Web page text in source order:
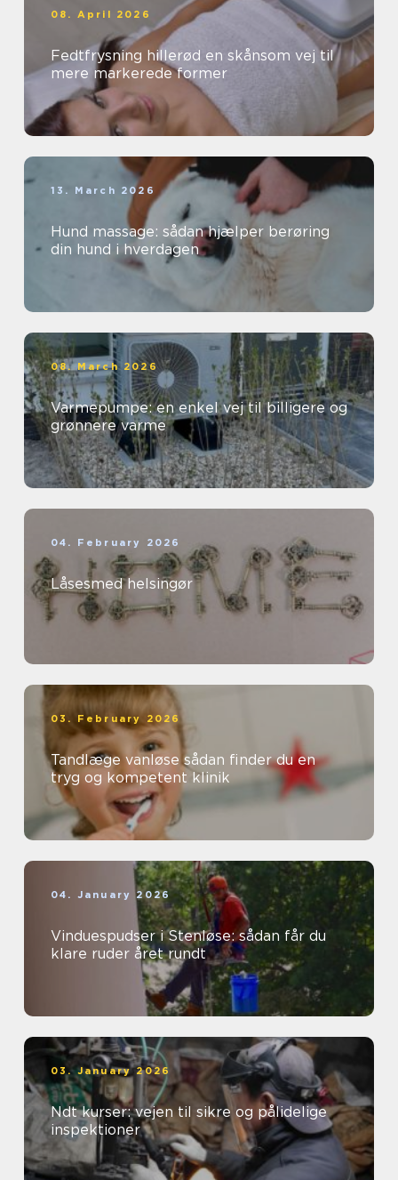
08. April 2026
Fedtfrysning hillerød en skånsom vej til
mere markerede former
13. March 2026
Hund massage: sådan hjælper berøring
din hund i hverdagen
08. March 2026
Varmepumpe: en enkel vej til billigere og
grønnere varme
04. February 2026
Låsesmed helsingør
03. February 2026
Tandlæge vanløse sådan finder du en
tryg og kompetent klinik
04. January 2026
Vinduespudser i Stenløse: sådan får du
klare ruder året rundt
03. January 2026
Ndt kurser: vejen til sikre og pålidelige
inspektioner